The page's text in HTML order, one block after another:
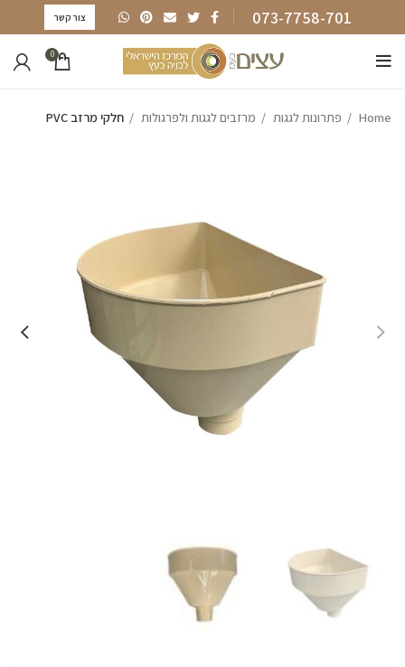
073-7758-701 צור קשר
0
Home פתרונות לגגות מרזבים לגגות ולפרגולות חלקי מרזב PVC